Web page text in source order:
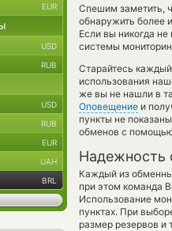
Спешим заметить,
обнаружить более
Если вы никогда
системы
Старайтесь
использования
же вы не нашли в
Оповещение и
пункты не
обменов с
Надежность
Каждый из
при этом команда
Использование
пунктах. При
размер резервов и
EUR
USD
RUB
USD
RUB
EUR
UAH
BRL